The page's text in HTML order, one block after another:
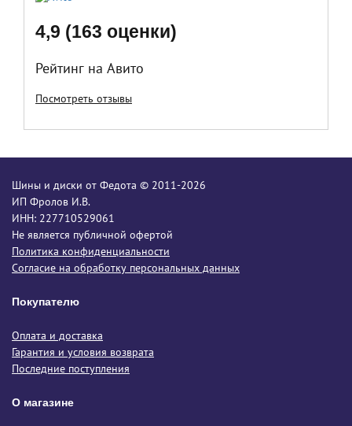
4,9 (163 оценки)
Рейтинг на Авито
Посмотреть отзывы
Шины и диски от Федота © 2011-2026
ИП Фролов И.В.
ИНН: 227710529061
Не является публичной офертой
Политика конфиденциальности
Согласие на обработку персональных данных
Покупателю
Оплата и доставка
Гарантия и условия возврата
Последние поступления
О магазине